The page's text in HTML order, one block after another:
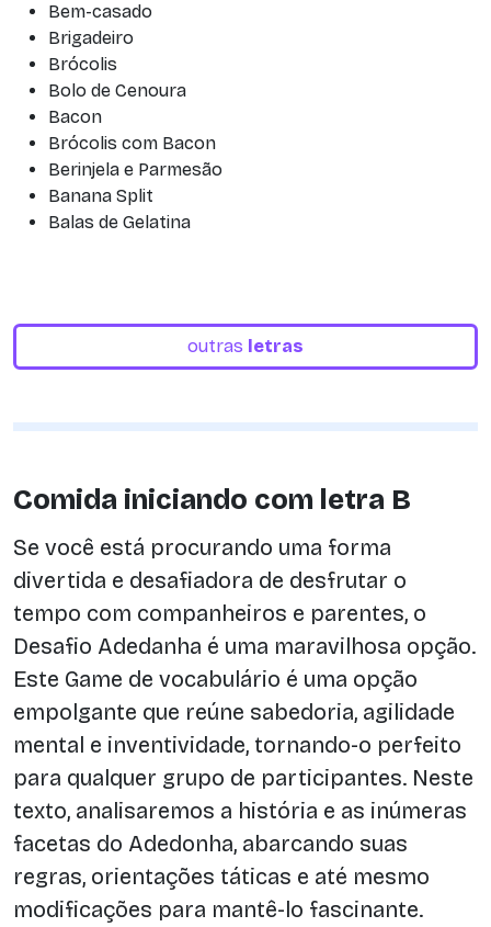
Bem-casado
Brigadeiro
Brócolis
Bolo de Cenoura
Bacon
Brócolis com Bacon
Berinjela e Parmesão
Banana Split
Balas de Gelatina
outras letras
Comida iniciando com letra B
Se você está procurando uma forma
divertida e desafiadora de desfrutar o
tempo com companheiros e parentes, o
Desafio Adedanha é uma maravilhosa opção.
Este Game de vocabulário é uma opção
empolgante que reúne sabedoria, agilidade
mental e inventividade, tornando-o perfeito
para qualquer grupo de participantes. Neste
texto, analisaremos a história e as inúmeras
facetas do Adedonha, abarcando suas
regras, orientações táticas e até mesmo
modificações para mantê-lo fascinante.